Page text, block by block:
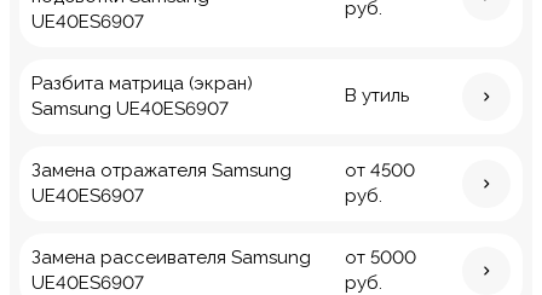
UE40ES6907
руб.
Разбита матрица (экран)
Samsung UE40ES6907
В утиль
Замена отражателя Samsung
UE40ES6907
от 4500
руб.
Замена рассеивателя Samsung
UE40ES6907
от 5000
руб.